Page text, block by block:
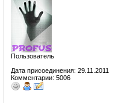
Пользователь
Дата присоединения: 29.11.2011
Комментарии: 5006